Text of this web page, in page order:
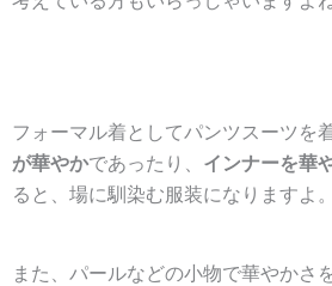
フォーマル着としてパンツスーツを
が華やかであったり、 インナーを華
ると、場に馴染む服装になりますよ。
また、パールなどの小物で華やかさ